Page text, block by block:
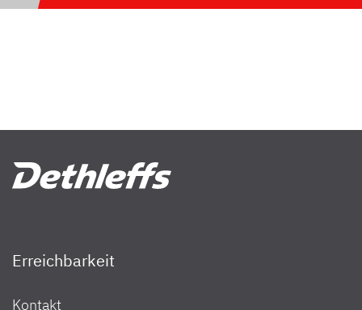
Erreichbarkeit
Kontakt